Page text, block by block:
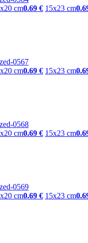
cm0.69 € 15x23 cm
cm0.69 € 15x23 cm
cm0.69 € 15x23 cm
cm0.69 € 15x23 cm